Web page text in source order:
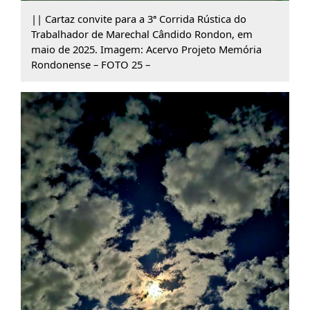
|| Cartaz convite para a 3ª Corrida Rústica do
Trabalhador de Marechal Cândido Rondon, em
maio de 2025. Imagem: Acervo Projeto Memória
Rondonense – FOTO 25 –